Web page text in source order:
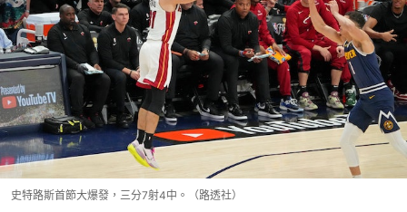
史特路斯首節大爆發，三分7射4中。（路透社）